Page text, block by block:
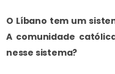
O Líbano tem um
A comunidade
nesse sistema?